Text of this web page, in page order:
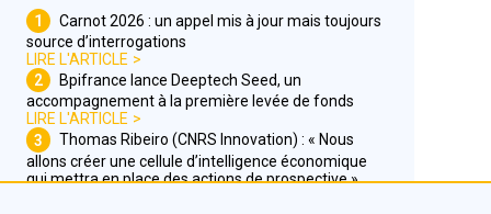
1
Carnot 2026 : un appel mis à jour mais toujours
source d’interrogations
LIRE L'ARTICLE
2
Bpifrance lance Deeptech Seed, un
accompagnement à la première levée de fonds
LIRE L'ARTICLE
3
Thomas Ribeiro (CNRS Innovation) : « Nous
allons créer une cellule d’intelligence économique
qui mettra en place des actions de prospective »